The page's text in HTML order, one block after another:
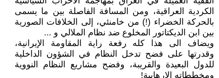
الكردية العراقية، ومن المسافة الفاصلة بين ما يسمى
بالحركة الخضراء (!) من خامنئي، إلى الخلافات الصورية
بين ابن الديكتاتور المخلوع ضد نظام الملالي و ...
ويضاف الى هذا كله رفعة راية المقاومة الإيرانية،
وقدرتها على فضح تدخل النظام في الشؤون الداخلية
للدول البعيدة والقريبة، وفضح مشاريع النظام النووية
ومخططاته الإرهابية!